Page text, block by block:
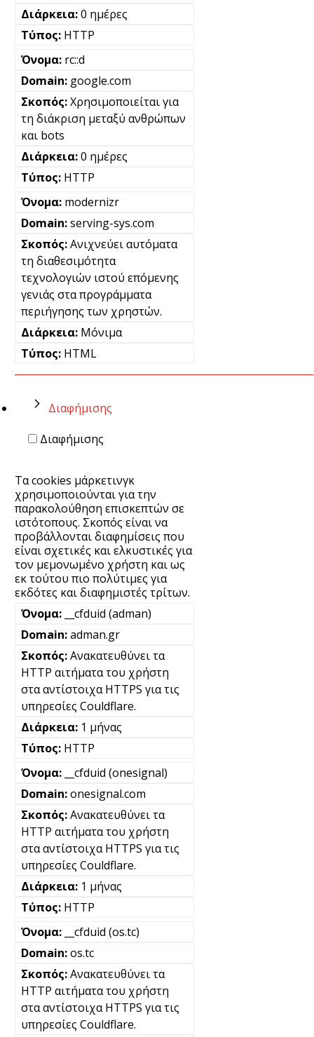
0 ημέρες
HTTP
rc::d
google.com
Χρησιμοποιείται για
τη διάκριση μεταξύ ανθρώπων
και bots
0 ημέρες
HTTP
modernizr
serving-sys.com
Ανιχνεύει αυτόματα
τη διαθεσιμότητα
τεχνολογιών ιστού επόμενης
γενιάς στα προγράμματα
περιήγησης των χρηστών.
Μόνιμα
HTML
Διαφήμισης
Διαφήμισης
Τα cookies μάρκετινγκ
χρησιμοποιούνται για την
παρακολούθηση επισκεπτών σε
ιστότοπους. Σκοπός είναι να
προβάλλονται διαφημίσεις που
είναι σχετικές και ελκυστικές για
τον μεμονωμένο χρήστη και ως
εκ τούτου πιο πολύτιμες για
εκδότες και διαφημιστές τρίτων.
__cfduid (adman)
adman.gr
Ανακατευθύνει τα
HTTP αιτήματα του χρήστη
στα αντίστοιχα HTTPS για τις
υπηρεσίες Couldflare.
1 μήνας
HTTP
__cfduid (onesignal)
onesignal.com
Ανακατευθύνει τα
HTTP αιτήματα του χρήστη
στα αντίστοιχα HTTPS για τις
υπηρεσίες Couldflare.
1 μήνας
HTTP
__cfduid (os.tc)
os.tc
Ανακατευθύνει τα
HTTP αιτήματα του χρήστη
στα αντίστοιχα HTTPS για τις
υπηρεσίες Couldflare.